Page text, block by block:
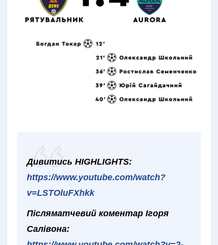
Дивитись HIGHLIGHTS:
https://www.youtube.com/watch?
v=LSTOluFXhkk
Післяматчевий коментар Ігоря
Салівона: